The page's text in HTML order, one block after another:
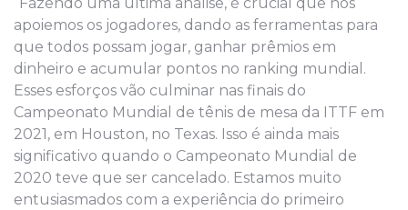
apoiemos os jogadores, dando as ferramentas para
que todos possam jogar, ganhar prêmios em
dinheiro e acumular pontos no ranking mundial.
Esses esforços vão culminar nas finais do
Campeonato Mundial de tênis de mesa da ITTF em
2021, em Houston, no Texas. Isso é ainda mais
significativo quando o Campeonato Mundial de
2020 teve que ser cancelado. Estamos muito
entusiasmados com a experiência do primeiro